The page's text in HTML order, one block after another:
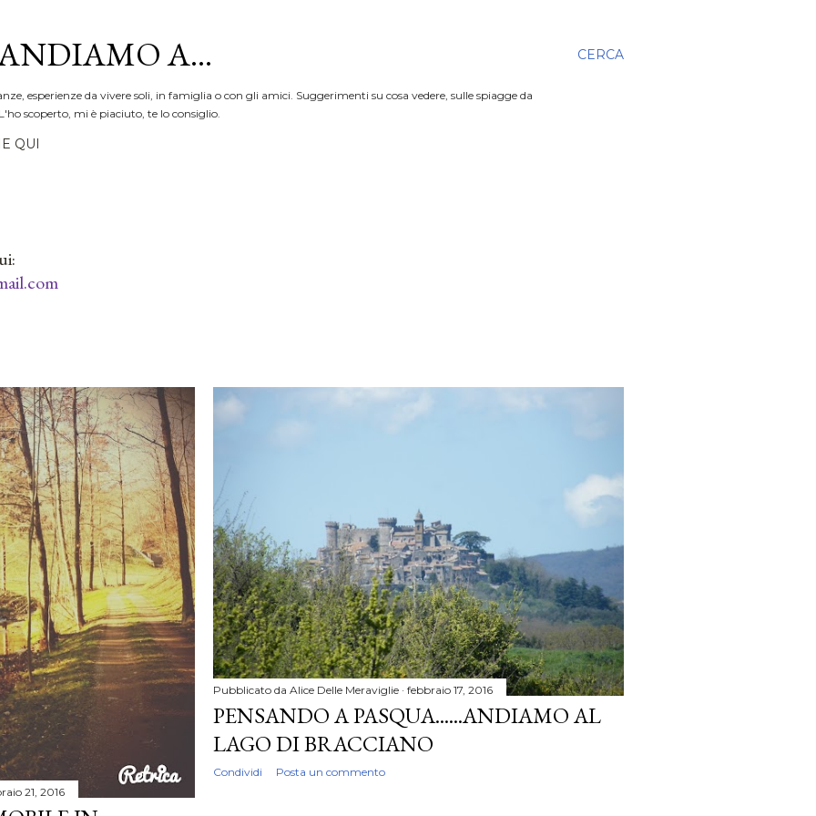
CERCA
A...
esperienze da vivere soli, in famiglia o con gli amici. Suggerimenti su cosa vedere, sulle spiagge da
scoperto, mi è piaciuto, te lo consiglio.
QUI
21, 2016
Pubblicato da Alice Delle Meraviglie febbraio 17, 2016
PENSANDO A PASQUA......ANDIAMO AL
LAGO DI BRACCIANO
Condividi Posta un commento